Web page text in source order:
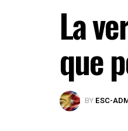
La
que
BY ESC-